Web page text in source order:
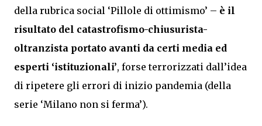
della rubrica social ‘Pillole di ottimismo’ – è il
risultato del catastrofismo-chiusurista-
oltranzista portato avanti da certi media ed
esperti ‘istituzionali’, forse terrorizzati dall’idea
di ripetere gli errori di inizio pandemia (della
serie ‘Milano non si ferma’).